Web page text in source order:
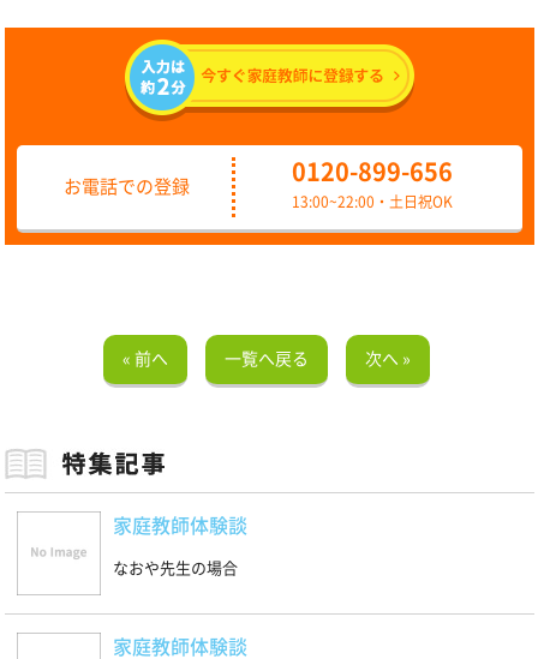
お電話での登録
0120-899-656
13:00~22:00・土日祝OK
« 前へ 一覧へ戻る 次へ »
家庭教師体験談
なおや先生の場合
家庭教師体験談